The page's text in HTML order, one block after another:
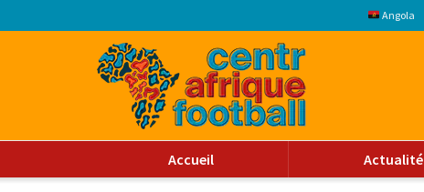
Angola
Accueil Actualité